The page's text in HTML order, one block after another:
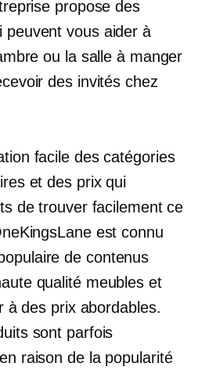
propose des
peuvent vous aider à
ou la salle à manger
des invités chez
faciledes catégories
et des prix qui
de trouver facilement ce
est connu
de contenus
qualitémeubles et
à des prix abordables.
sont parfois
raison de la popularité